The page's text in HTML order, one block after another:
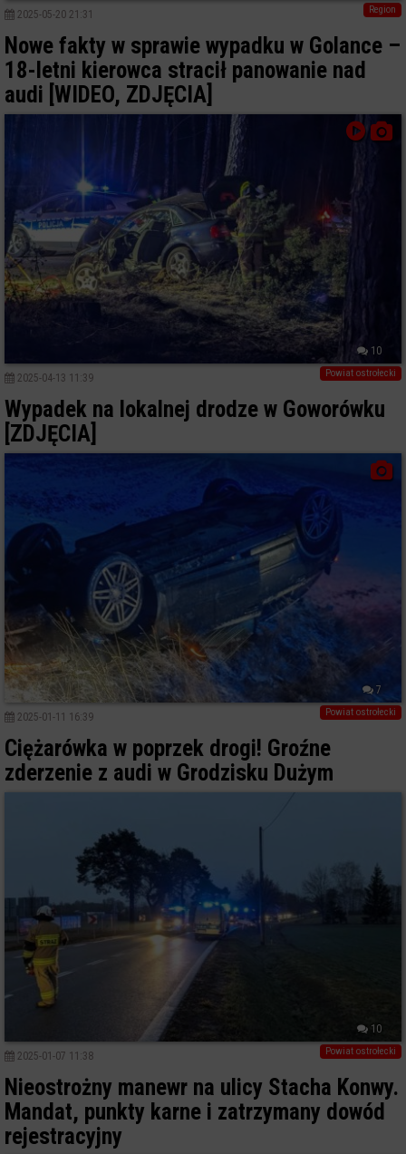
Region
2025-05-20 21:31
Nowe fakty w sprawie wypadku w Golance –
18-letni kierowca stracił panowanie nad
audi [WIDEO, ZDJĘCIA]
10
Powiat ostrołecki
2025-04-13 11:39
Wypadek na lokalnej drodze w Goworówku
[ZDJĘCIA]
7
Powiat ostrołecki
2025-01-11 16:39
Ciężarówka w poprzek drogi! Groźne
zderzenie z audi w Grodzisku Dużym
10
Powiat ostrołecki
2025-01-07 11:38
Nieostrożny manewr na ulicy Stacha Konwy.
Mandat, punkty karne i zatrzymany dowód
rejestracyjny